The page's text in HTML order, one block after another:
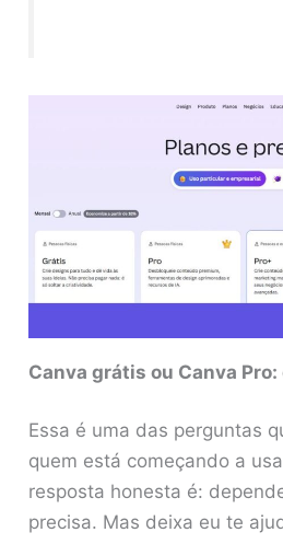
Canva grátis ou Canva
Essa é uma das perguntas
quem está começando a
resposta honesta é:
precisa. Mas deixa eu te